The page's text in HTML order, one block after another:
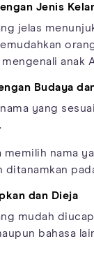
Jenis
jelas
anak
Budaya
yang
.
memilih nama
ditanamkan
dan Dieja
mudah
bahasa